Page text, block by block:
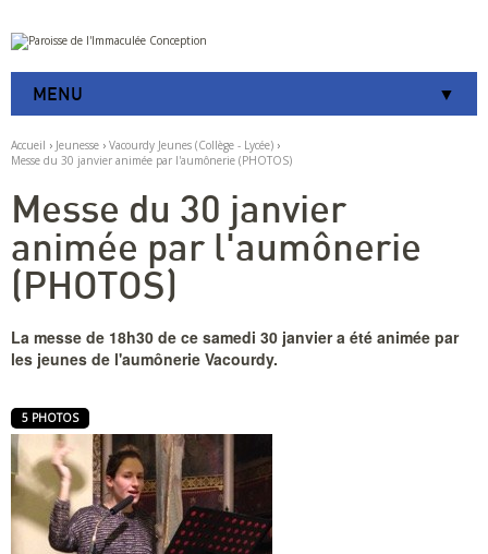
Aller
au
contenu.
à
navigation
Outils
personnels
MENU
Accueil › Jeunesse › Vacourdy Jeunes (Collège - Lycée) ›
Messe du 30 janvier animée par l'aumônerie (PHOTOS)
Messe du 30 janvier
animée par l'aumônerie
(PHOTOS)
La messe de 18h30 de ce samedi 30 janvier a été animée par
les jeunes de l'aumônerie Vacourdy.
5 PHOTOS